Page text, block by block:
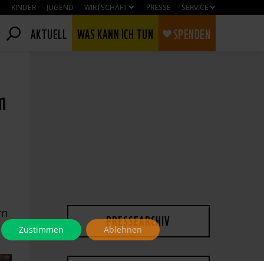
KINDER JUGEND WIRTSCHAFT PRESSE SERVICE
AKTUELL WAS KANN ICH TUN SPENDEN
PRESSEARCHIV
Zustimmen Ablehnen